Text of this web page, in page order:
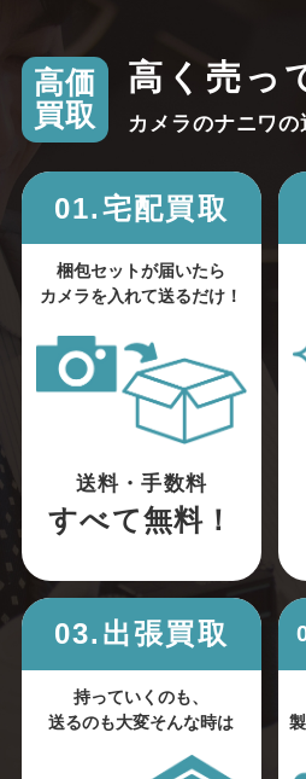
高価
買取
高く売っ
カメラのナニワ
01.宅配買取
梱包セットが届いたら
カメラを入れて送るだけ！
送料・手数料
すべて無料！
03.出張買取
持っていくのも、
送るのも大変そんな時は